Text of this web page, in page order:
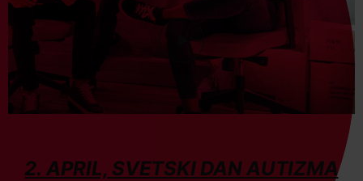
2. APRIL, SVETSKI DAN AUTIZMA